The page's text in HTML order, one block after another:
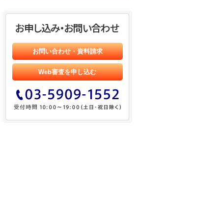
お問い合わせ・資料請求
Web審査を申し込む